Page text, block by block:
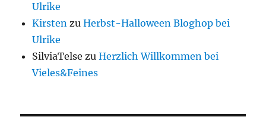
Ulrike
Kirsten zuHerbst-Halloween Bloghop bei
Ulrike
SilviaTelse zuHerzlich Willkommen bei
Vieles&Feines